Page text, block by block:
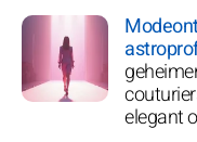
elegant